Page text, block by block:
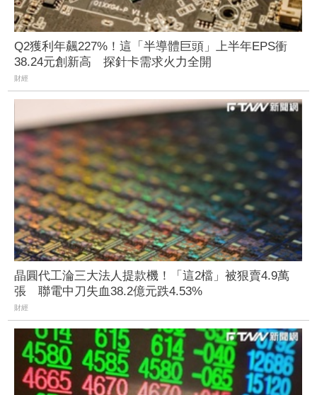
Q2獲利年飆227%！這「半導體巨頭」上半年EPS衝
38.24元創新高 探針卡需求火力全開
財經
晶圓代工淪三大法人提款機！「這2檔」被狠賣4.9萬
張 聯電中刀失血38.2億元跌4.53%
財經